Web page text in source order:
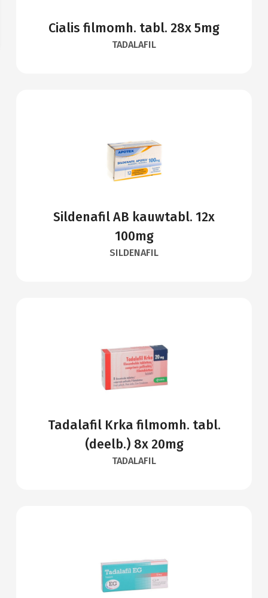
Cialis filmomh. tabl. 28x 5mg
TADALAFIL
Sildenafil AB kauwtabl. 12x
100mg
SILDENAFIL
Tadalafil Krka filmomh. tabl.
(deelb.) 8x 20mg
TADALAFIL